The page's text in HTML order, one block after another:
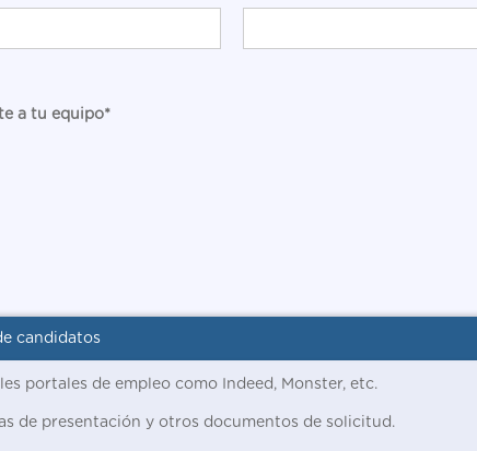
a tu equipo*
candidatos
portales de empleo como Indeed, Monster, etc.
de presentación y otros documentos de solicitud.